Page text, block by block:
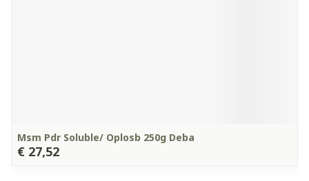
Msm Pdr Soluble/ Oplosb 250g Deba
€ 27,52